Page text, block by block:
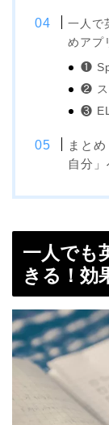
一人で
めアプ
❶
❷ ス
❸
まと
自分」
一人でも
きる！効